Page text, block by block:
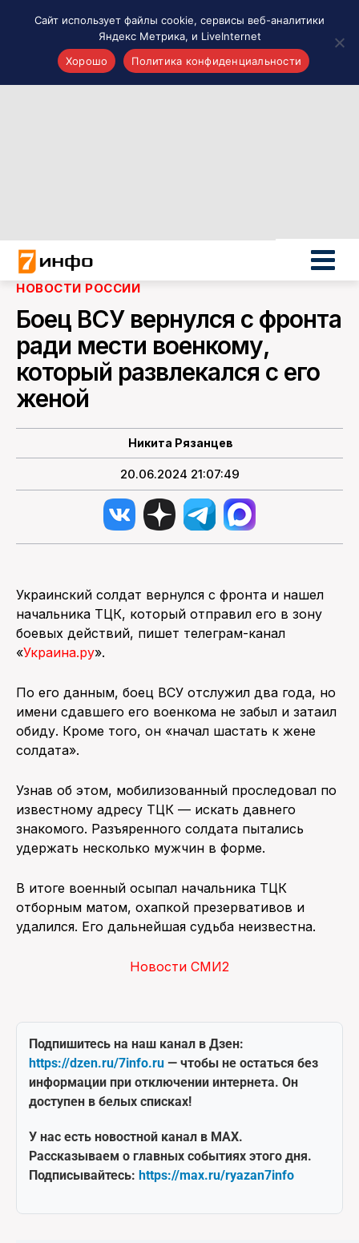
Новости России
Политика
Новости мира
Все материалы 7инфо
О НАС
НОВОСТИ РОССИИ
Боец ВСУ вернулся с фронта
ради мести военкому,
который развлекался с его
женой
Никита Рязанцев
20.06.2024 21:07:49
Украинский солдат вернулся с фронта и нашел
начальника ТЦК, который отправил его в зону
боевых действий, пишет телеграм-канал
«Украина.ру».
По его данным, боец ВСУ отслужил два года, но
имени сдавшего его военкома не забыл и затаил
обиду. Кроме того, он «начал шастать к жене
солдата».
Узнав об этом, мобилизованный проследовал по
известному адресу ТЦК — искать давнего
знакомого. Разъяренного солдата пытались
удержать несколько мужчин в форме.
В итоге военный осыпал начальника ТЦК
отборным матом, охапкой презервативов и
удалился. Его дальнейшая судьба неизвестна.
Новости СМИ2
Подпишитесь на наш канал в Дзен:
https://dzen.ru/7info.ru — чтобы не остаться без
информации при отключении интернета. Он
доступен в белых списках!
У нас есть новостной канал в MAX.
Рассказываем о главных событиях этого дня.
Подписывайтесь: https://max.ru/ryazan7info
Сайт использует файлы cookie, сервисы веб-аналитики
Яндекс Метрика, и LiveInternet
Хорошо
Политика конфиденциальности